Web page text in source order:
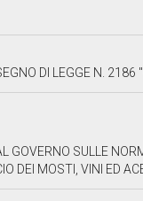
IN LEGGE DEL DECRETO -
GOVERNO SULLE
DEI MOSTI, VINI ED